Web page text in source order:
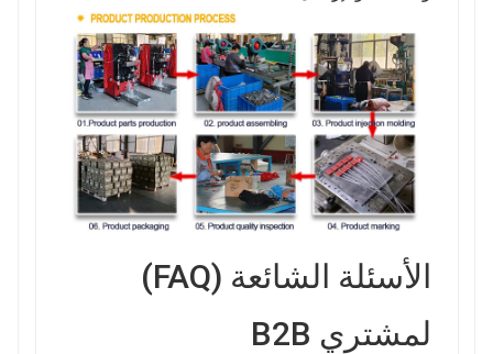
الأسئلة الشائعة (FAQ)
لمشتري B2B